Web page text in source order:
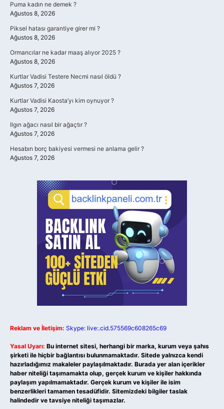
Puma kadın ne demek ?
Ağustos 8, 2026
Piksel hatası garantiye girer mi ?
Ağustos 8, 2026
Ormancılar ne kadar maaş alıyor 2025 ?
Ağustos 8, 2026
Kurtlar Vadisi Testere Necmi nasıl öldü ?
Ağustos 7, 2026
Kurtlar Vadisi Kaosta’yı kim oynuyor ?
Ağustos 7, 2026
Ilgın ağacı nasıl bir ağaçtır ?
Ağustos 7, 2026
Hesabın borç bakiyesi vermesi ne anlama gelir ?
Ağustos 7, 2026
Reklam ve İletişim: Skype: live:.cid.575569c608265c69
Yasal Uyarı: Bu internet sitesi, herhangi bir marka, kurum veya şahıs
şirketi ile hiçbir bağlantısı bulunmamaktadır. Sitede yalnızca kendi
hazırladığımız makaleler paylaşılmaktadır. Burada yer alan içerikler
haber niteliği taşımamakta olup, gerçek kurum ve kişiler hakkında
paylaşım yapılmamaktadır. Gerçek kurum ve kişiler ile isim
benzerlikleri tamamen tesadüfidir. Sitemizdeki bilgiler taslak
halindedir ve tavsiye niteliği taşımazlar.